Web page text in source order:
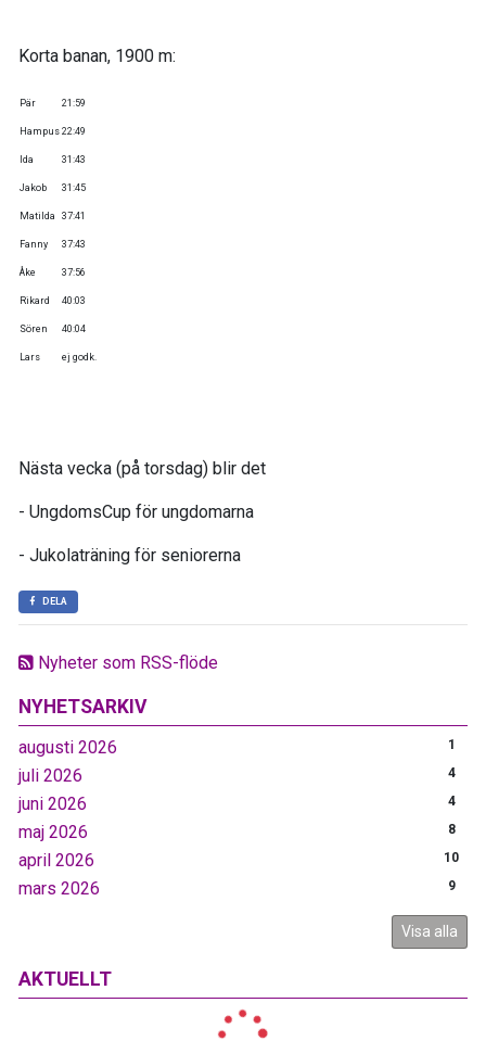
Nyheter som RSS-flöde
NYHETSARKIV
augusti 2026 1
juli 2026 4
juni 2026 4
maj 2026 8
april 2026 10
mars 2026 9
Visa alla
AKTUELLT
Korta banan, 1900 m:
Pär 21:59
Hampus 22:49
Ida 31:43
Jakob 31:45
Matilda 37:41
Fanny 37:43
Åke 37:56
Rikard 40:03
Sören 40:04
Lars ej godk.
Nästa vecka (på torsdag) blir det
- UngdomsCup för ungdomarna
- Jukolaträning för seniorerna
DELA